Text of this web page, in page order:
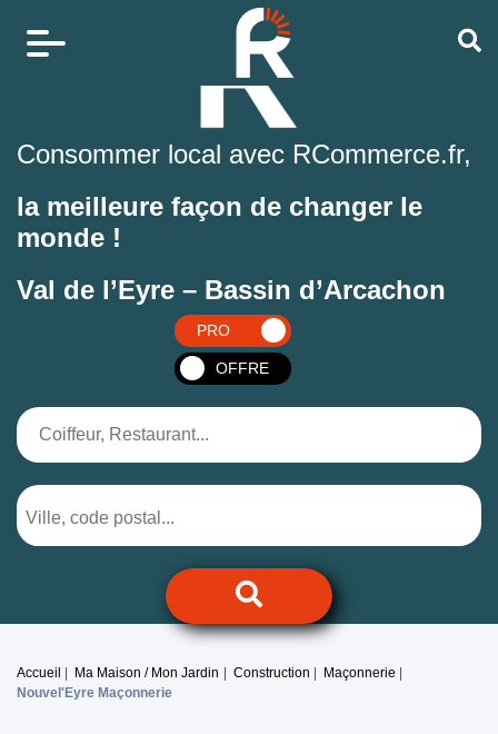
Consommer local avec RCommerce.fr,
la meilleure façon de changer le
monde !
Val de l’Eyre – Bassin d’Arcachon
PRO
OFFRE
Accueil Ma Maison / Mon Jardin Construction
Maçonnerie
Nouvel'Eyre Maçonnerie